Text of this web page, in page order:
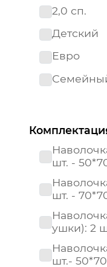
Премиум
Престиж
Россия
Россия
2,0 сп.
Детский
Евро
шт. -
шт. -
ушки): 2
шт.- 50*70